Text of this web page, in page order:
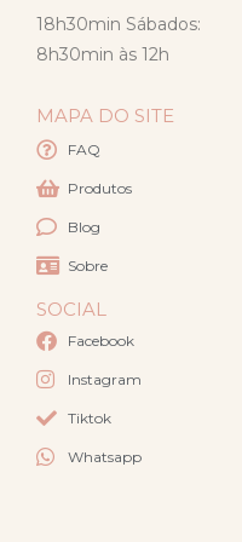
18h30min Sábados:
8h30min às 12h
MAPA DO SITE
FAQ
Produtos
Blog
Sobre
SOCIAL
Facebook
Instagram
Tiktok
Whatsapp